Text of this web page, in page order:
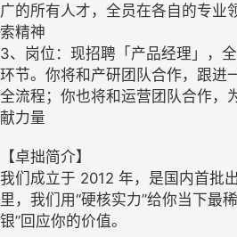
广的所有人才，全员在各自的专业
索精神
3、岗位：现招聘「产品经理」，
环节。你将和产研团队合作，跟进
全流程；你也将和运营团队合作，
献力量
【卓拙简介】
我们成立于 2012 年，是国内首批
里，我们用“硬核实力”给你当下最
银”回应你的价值。